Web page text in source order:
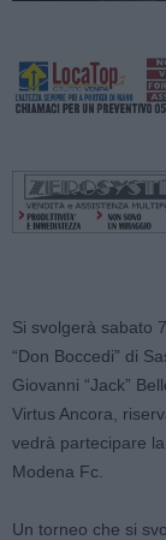
Si svolgerà sabato
“Don Boccedi” di
Giovanni “Jack”
Virtus Ancora,
vedrà partecipare
Modena Fc.
Un torneo che si